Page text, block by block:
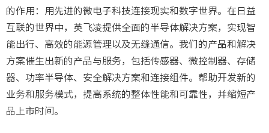
的作用：用先进的微电子科技连接现实和数字世界。在日益
互联的世界中，英飞凌提供全面的半导体解决方案，实现智
能出行、高效的能源管理以及无缝通信。我们的产品和解决
方案催生出新的产品与服务，包括传感器、微控制器、存储
器、功率半导体、安全解决方案和连接组件。帮助开发新的
业务和服务模式，提高系统的整体性能和可靠性，并缩短产
品上市时间。